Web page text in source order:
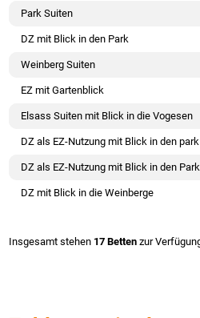
Park Suiten
DZ mit Blick in den Park
Weinberg Suiten
EZ mit Gartenblick
Elsass Suiten mit Blick in die Vogesen
DZ als EZ-Nutzung mit Blick in den park
DZ als EZ-Nutzung mit Blick in den Park
DZ mit Blick in die Weinberge
Insgesamt stehen 17 Betten zur